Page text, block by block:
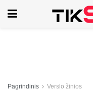
Pagrindinis Verslo žinios